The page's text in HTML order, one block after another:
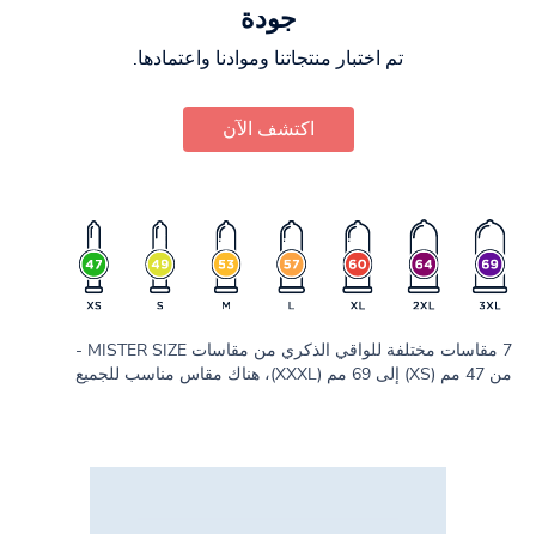
جودة
تم اختبار منتجاتنا وموادنا واعتمادها.
اكتشف الآن
7 مقاسات مختلفة للواقي الذكري من مقاسات MISTER SIZE -
من 47 مم (XS) إلى 69 مم (XXXL)، هناك مقاس مناسب للجميع